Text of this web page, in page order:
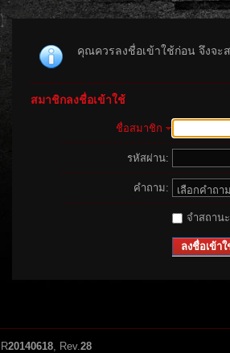
คุณควรลงชื่อเข้าใช้ก่อน จึงจะ
สมาชิกลงชื่อเข้าใช้
ชื่อสมาชิก
รหัสผ่าน:
คำถาม:
จำสถาน
ลงชื่อเข้าใ
R20140618, Rev.28